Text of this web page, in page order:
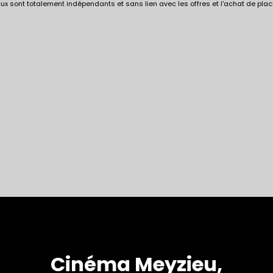
sont totalement indépendants et sans lien avec les offres et l'achat de
Cinéma Meyzieu,